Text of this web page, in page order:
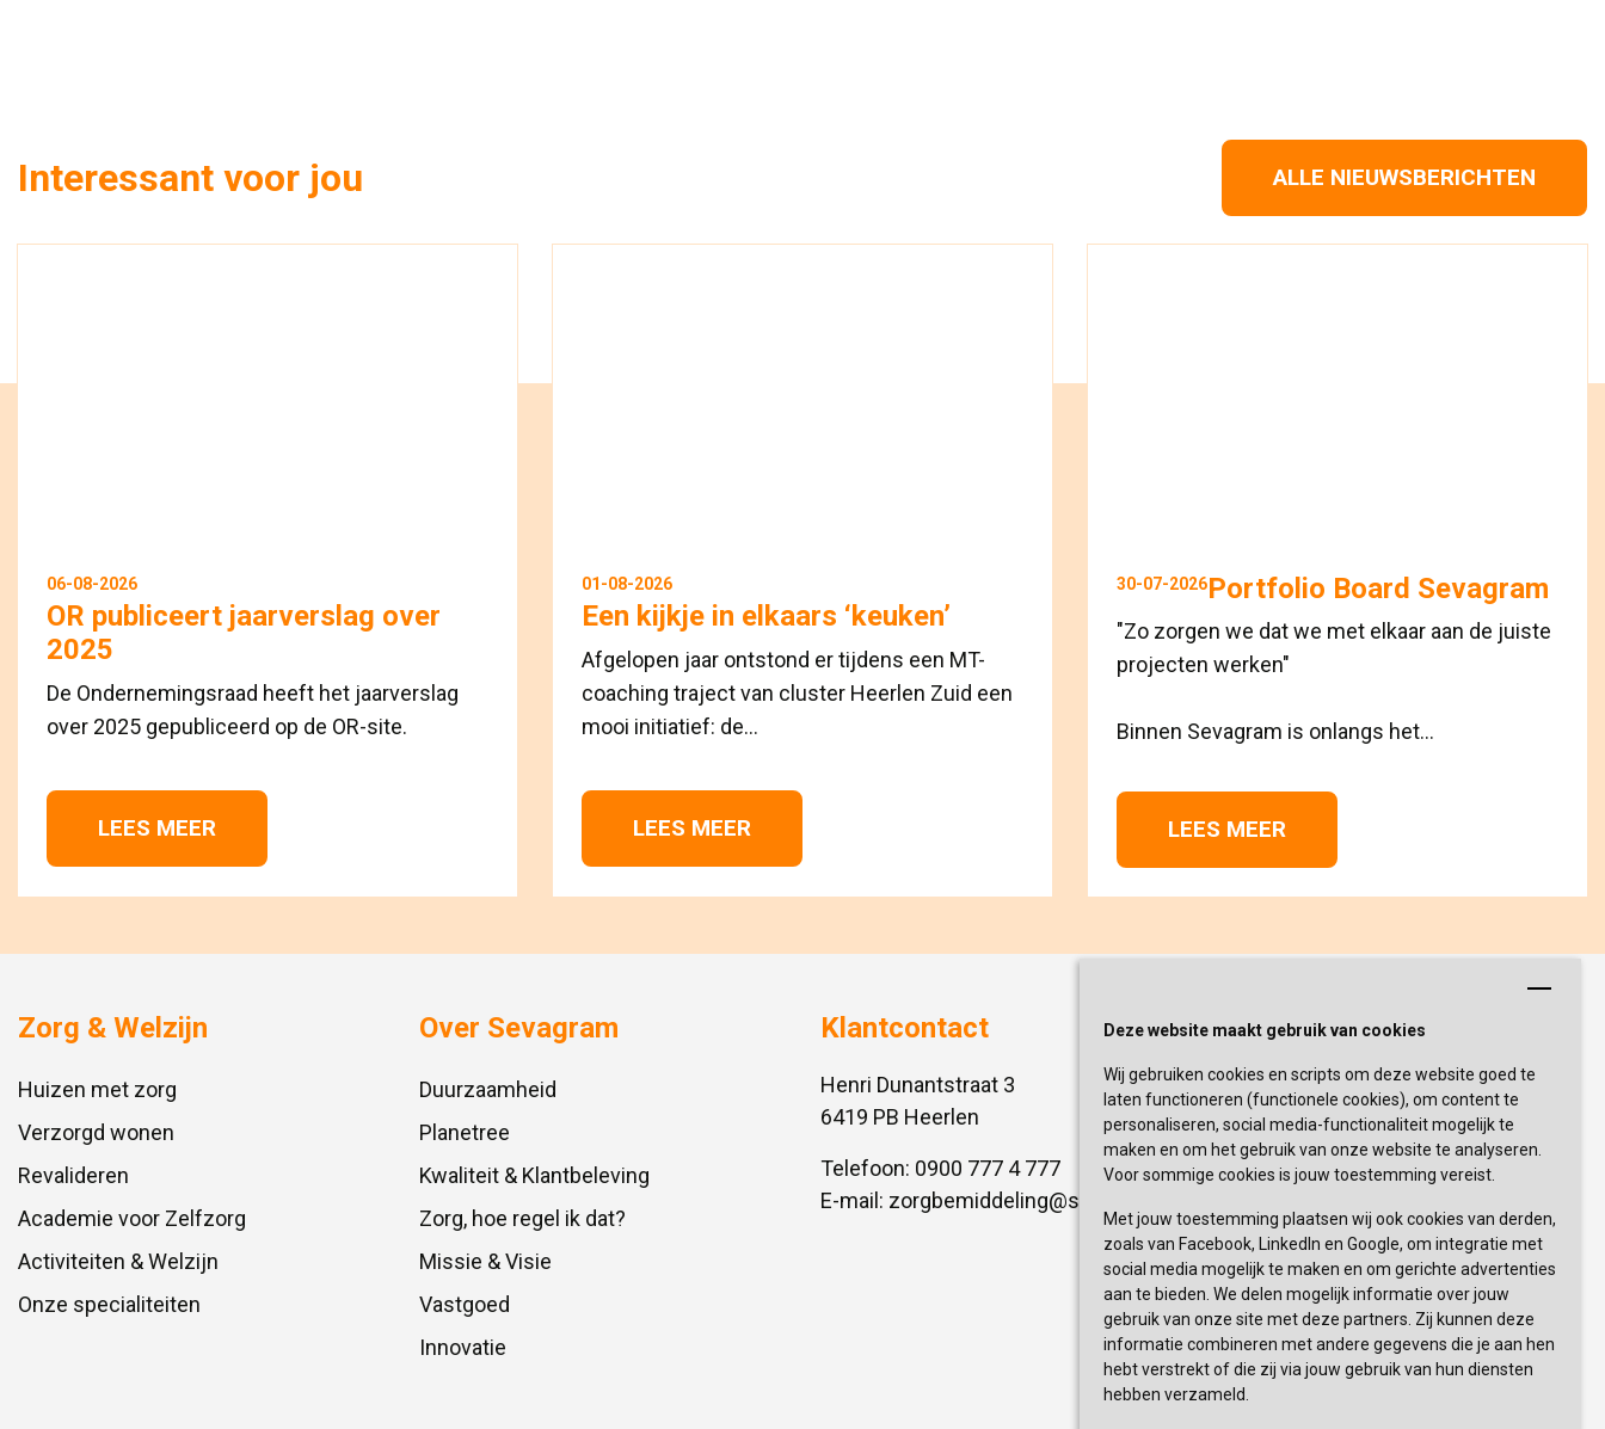
Deze website maakt gebruik van cookies
Wij gebruiken cookies en scripts om deze website goed te
laten functioneren (functionele cookies), om content te
personaliseren, social media-functionaliteit mogelijk te
maken en om het gebruik van onze website te analyseren.
Voor sommige cookies is jouw toestemming vereist.
Met jouw toestemming plaatsen wij ook cookies van derden,
zoals van Facebook, LinkedIn en Google, om integratie met
social media mogelijk te maken en om gerichte advertenties
aan te bieden. We delen mogelijk informatie over jouw
gebruik van onze site met deze partners. Zij kunnen deze
informatie combineren met andere gegevens die je aan hen
hebt verstrekt of die zij via jouw gebruik van hun diensten
hebben verzameld.
Interessant voor jou ALLE NIEUWSBERICHTEN
06-08-2026
OR publiceert jaarverslag over
2025
De Ondernemingsraad heeft het jaarverslag
over 2025 gepubliceerd op de OR-site.
LEES MEER
01-08-2026
Een kijkje in elkaars ‘keuken’
Afgelopen jaar ontstond er tijdens een MT-
coaching traject van cluster Heerlen Zuid een
mooi initiatief: de...
LEES MEER
30-07-2026Portfolio Board Sevagram
"Zo zorgen we dat we met elkaar aan de juiste
projecten werken"
Binnen Sevagram is onlangs het...
LEES MEER
Zorg & Welzijn
Huizen met zorg
Verzorgd wonen
Revalideren
Academie voor Zelfzorg
Activiteiten & Welzijn
Onze specialiteiten
Over Sevagram
Duurzaamheid
Planetree
Kwaliteit & Klantbeleving
Zorg, hoe regel ik dat?
Missie & Visie
Vastgoed
Innovatie
Klantcontact
Henri Dunantstraat 3
6419 PB Heerlen
Telefoon: 0900 777 4 777
E-mail: zorgbemiddeling@sevagram.nl
Schrijf je nu in!
Blijf op de hoogte van de laatste
activiteiten en nieuwtjes met onze
nieuwsbrief
INSCHRIJVEN